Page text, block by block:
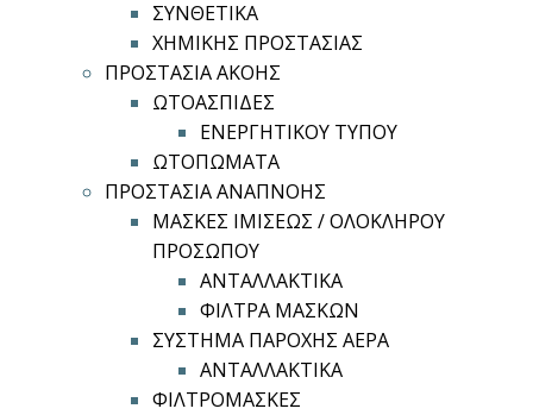
ΣΥΝΘΕΤΙΚΑ
ΧΗΜΙΚΗΣ ΠΡΟΣΤΑΣΙΑΣ
ΠΡΟΣΤΑΣΙΑ ΑΚΟΗΣ
ΩΤΟΑΣΠΙΔΕΣ
ΕΝΕΡΓΗΤΙΚΟΥ ΤΥΠΟΥ
ΩΤΟΠΩΜΑΤΑ
ΠΡΟΣΤΑΣΙΑ ΑΝΑΠΝΟΗΣ
ΜΑΣΚΕΣ ΙΜΙΣΕΩΣ / ΟΛΟΚΛΗΡΟΥ
ΠΡΟΣΩΠΟΥ
ΑΝΤΑΛΛΑΚΤΙΚΑ
ΦΙΛΤΡΑ ΜΑΣΚΩΝ
ΣΥΣΤΗΜΑ ΠΑΡΟΧΗΣ ΑΕΡΑ
ΑΝΤΑΛΛΑΚΤΙΚΑ
ΦΙΛΤΡΟΜΑΣΚΕΣ